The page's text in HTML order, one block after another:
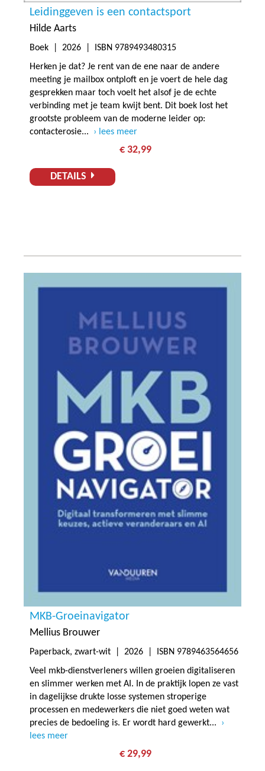
Leidinggeven is een contactsport
Hilde Aarts
Boek | 2026 | ISBN 9789493480315
Herken je dat? Je rent van de ene naar de andere
meeting je mailbox ontploft en je voert de hele dag
gesprekken maar toch voelt het alsof je de echte
verbinding met je team kwijt bent. Dit boek lost het
grootste probleem van de moderne leider op:
contacterosie...
lees meer
€ 32,99
DETAILS
MKB-Groeinavigator
Mellius Brouwer
Paperback, zwart-wit | 2026 | ISBN 9789463564656
Veel mkb-dienstverleners willen groeien digitaliseren
en slimmer werken met AI. In de praktijk lopen ze vast
in dagelijkse drukte losse systemen stroperige
processen en medewerkers die niet goed weten wat
precies de bedoeling is. Er wordt hard gewerkt...
lees meer
€ 29,99